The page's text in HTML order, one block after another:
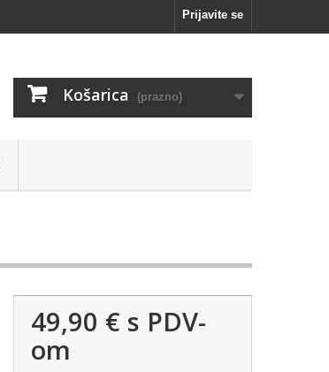
Prijavite se
Košarica (prazno)
49,90 € s PDV-
om